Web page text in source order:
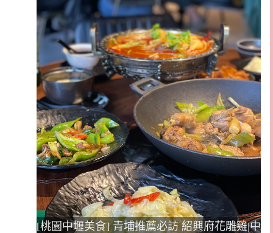
[桃園中壢美食] 青埔推薦必訪 紹興府花雕雞|中